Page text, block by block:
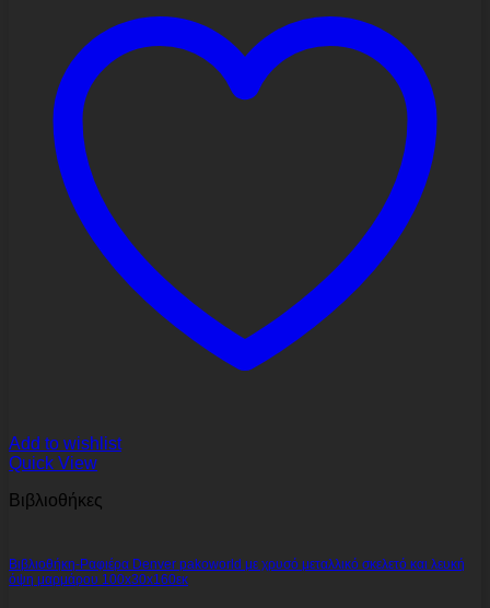
Add to wishlist
Quick View
Βιβλιοθήκες
Βιβλιοθήκη-Ραφιέρα Denver pakoworld με χρυσό μεταλλικό σκελετό και λευκή
όψη μαρμάρου 100x30x160εκ